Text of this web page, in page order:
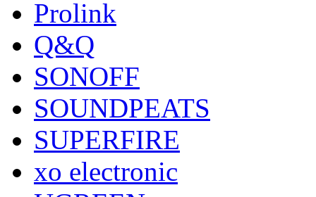
Prolink
Q&Q
SONOFF
SOUNDPEATS
SUPERFIRE
xo electronic